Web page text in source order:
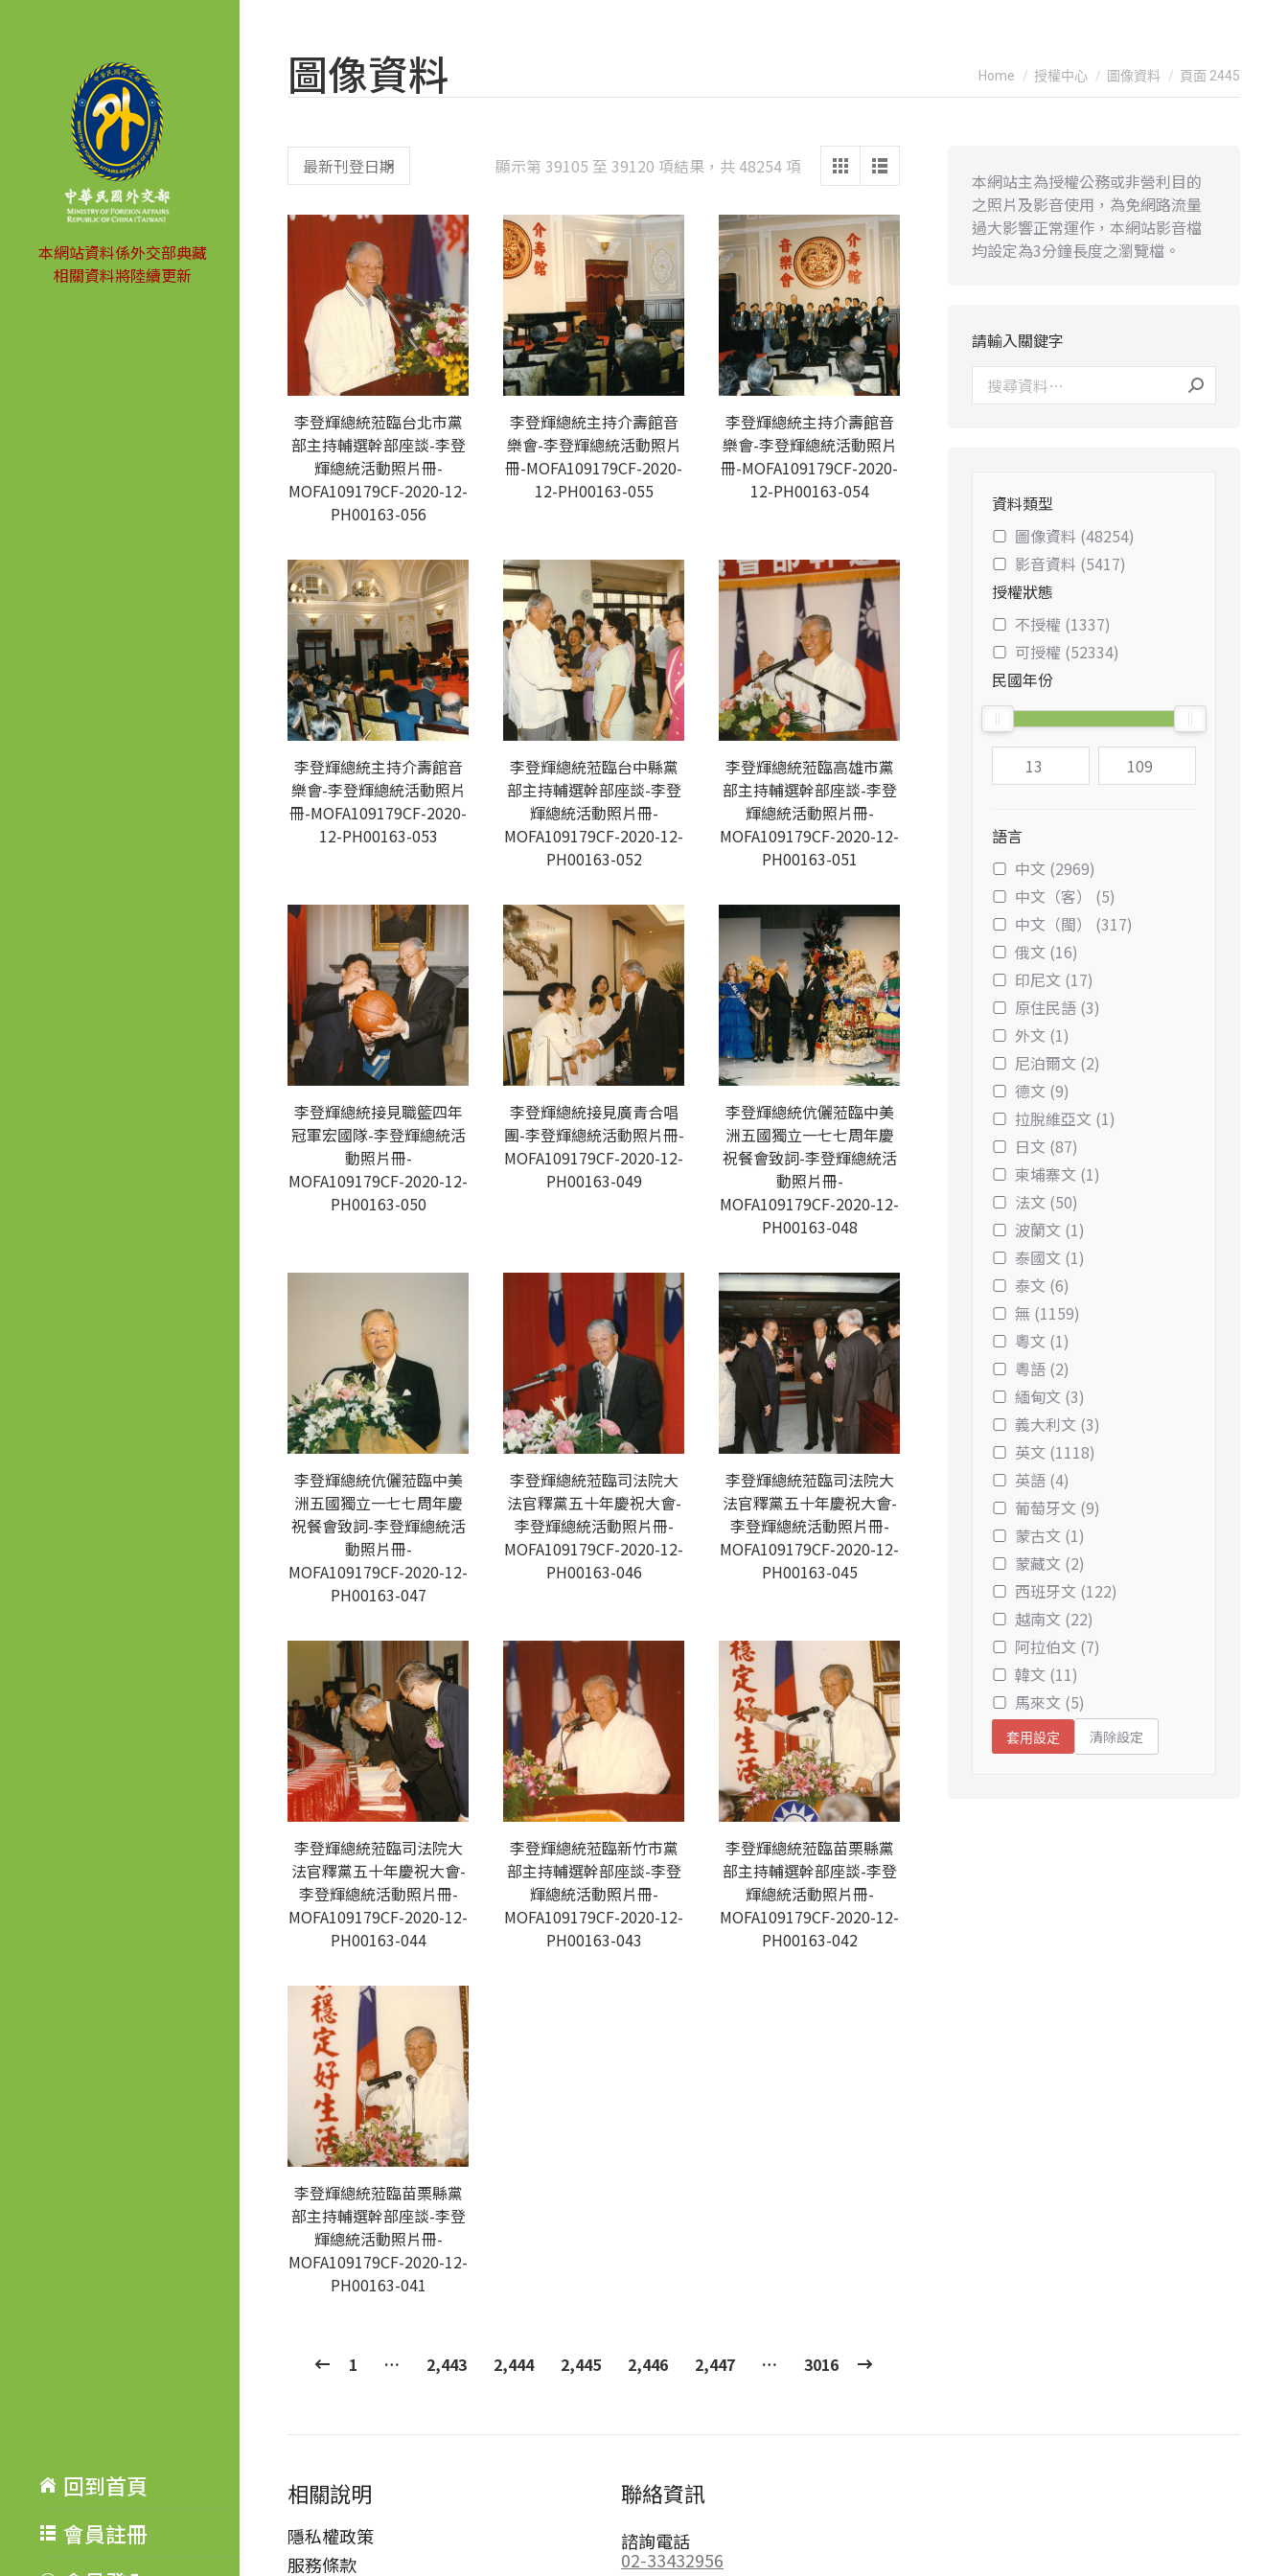
本網站資料係外交部典藏
相關資料將陸續更新
回到首頁
會員註冊
圖像資料 You are here:
Home 授權中心 圖像資料 頁面 2445
顯示第 39105 至 39120 項結果，共 48254 項 Sorted
latest
李登輝總統蒞臨台北市黨
部主持輔選幹部座談-李登
輝總統活動照片冊-
MOFA109179CF-2020-12-
PH00163-056
李登輝總統主持介壽館音
樂會-李登輝總統活動照片
冊-MOFA109179CF-2020-
12-PH00163-055
李登輝總統主持介壽館音
樂會-李登輝總統活動照片
冊-MOFA109179CF-2020-
12-PH00163-054
李登輝總統主持介壽館音
樂會-李登輝總統活動照片
冊-MOFA109179CF-2020-
12-PH00163-053
李登輝總統蒞臨台中縣黨
部主持輔選幹部座談-李登
輝總統活動照片冊-
MOFA109179CF-2020-12-
PH00163-052
李登輝總統蒞臨高雄市黨
部主持輔選幹部座談-李登
輝總統活動照片冊-
MOFA109179CF-2020-12-
PH00163-051
李登輝總統接見職籃四年
冠軍宏國隊-李登輝總統活
動照片冊-
MOFA109179CF-2020-12-
PH00163-050
李登輝總統接見廣青合唱
團-李登輝總統活動照片冊-
MOFA109179CF-2020-12-
PH00163-049
李登輝總統伉儷蒞臨中美
洲五國獨立一七七周年慶
祝餐會致詞-李登輝總統活
動照片冊-
MOFA109179CF-2020-12-
PH00163-048
李登輝總統伉儷蒞臨中美
洲五國獨立一七七周年慶
祝餐會致詞-李登輝總統活
動照片冊-
MOFA109179CF-2020-12-
PH00163-047
李登輝總統蒞臨司法院大
法官釋黨五十年慶祝大會-
李登輝總統活動照片冊-
MOFA109179CF-2020-12-
PH00163-046
李登輝總統蒞臨司法院大
法官釋黨五十年慶祝大會-
李登輝總統活動照片冊-
MOFA109179CF-2020-12-
PH00163-045
李登輝總統蒞臨司法院大
法官釋黨五十年慶祝大會-
李登輝總統活動照片冊-
MOFA109179CF-2020-12-
PH00163-044
李登輝總統蒞臨新竹市黨
部主持輔選幹部座談-李登
輝總統活動照片冊-
MOFA109179CF-2020-12-
PH00163-043
李登輝總統蒞臨苗栗縣黨
部主持輔選幹部座談-李登
輝總統活動照片冊-
MOFA109179CF-2020-12-
PH00163-042
李登輝總統蒞臨苗栗縣黨
部主持輔選幹部座談-李登
輝總統活動照片冊-
MOFA109179CF-2020-12-
PH00163-041
1 … 2,443 2,444 2,445 2,446 2,447 … 3016
本網站主為授權公務或非營利目的
之照片及影音使用，為免網路流量
過大影響正常運作，本網站影音檔
均設定為3分鐘長度之瀏覽檔。
請輸入關鍵字
資料類型
圖像資料 (48254)
影音資料 (5417)
授權狀態
不授權 (1337)
可授權 (52334)
民國年份
語言
中文 (2969)
中文（客） (5)
中文（閩） (317)
俄文 (16)
印尼文 (17)
原住民語 (3)
外文 (1)
尼泊爾文 (2)
德文 (9)
拉脫維亞文 (1)
日文 (87)
柬埔寨文 (1)
法文 (50)
波蘭文 (1)
泰國文 (1)
泰文 (6)
無 (1159)
粵文 (1)
粵語 (2)
緬甸文 (3)
義大利文 (3)
英文 (1118)
英語 (4)
葡萄牙文 (9)
蒙古文 (1)
蒙藏文 (2)
西班牙文 (122)
越南文 (22)
阿拉伯文 (7)
韓文 (11)
馬來文 (5)
套用設定 清除設定
相關說明
隱私權政策
服務條款
聯絡資訊
諮詢電話
02-33432956